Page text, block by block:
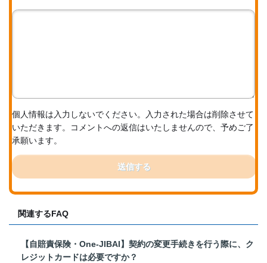
個人情報は入力しないでください。入力された場合は削除させて
いただきます。コメントへの返信はいたしませんので、予めご了
承願います。
送信する
関連するFAQ
【自賠責保険・One-JIBAI】契約の変更手続きを行う際に、ク
レジットカードは必要ですか？